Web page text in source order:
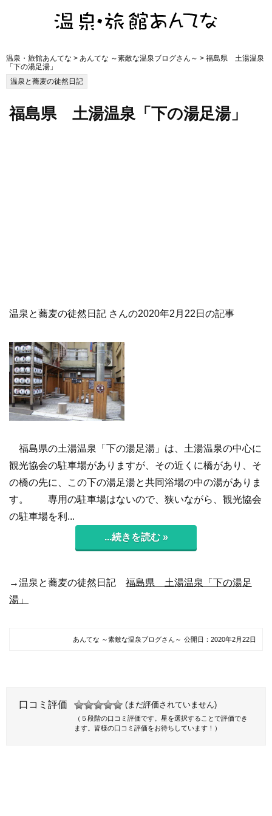
温泉・旅館あんてな > あんてな ～素敵な温泉ブログさん～ > 福島県 土湯温泉
「下の湯足湯」
温泉と蕎麦の徒然日記
福島県 土湯温泉「下の湯足湯」
温泉と蕎麦の徒然日記 さんの2020年2月22日の記事
福島県の土湯温泉「下の湯足湯」は、土湯温泉の中心に
観光協会の駐車場がありますが、その近くに橋があり、そ
の橋の先に、この下の湯足湯と共同浴場の中の湯がありま
す。 専用の駐車場はないので、狭いながら、観光協会
の駐車場を利...
...続きを読む »
→温泉と蕎麦の徒然日記 福島県 土湯温泉「下の湯足
湯」
あんてな ～素敵な温泉ブログさん～ 公開日： 2020年2月22日
口コミ評価 (まだ評価されていません)
（５段階の口コミ評価です。星を選択することで評価でき
ます。皆様の口コミ評価をお待ちしています！）